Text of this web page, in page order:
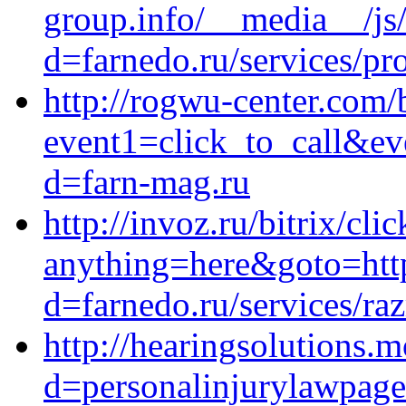
group.info/__media__/
d=farnedo.ru/services/
http://rogwu-
d=farn-mag.ru
http://invoz.ru/bitrix/
d=farnedo.ru/services/
http://